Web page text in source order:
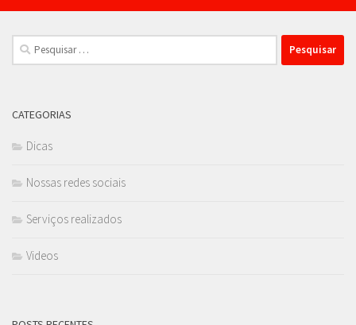
Pesquisar
por:
CATEGORIAS
Dicas
Nossas redes sociais
Serviços realizados
Videos